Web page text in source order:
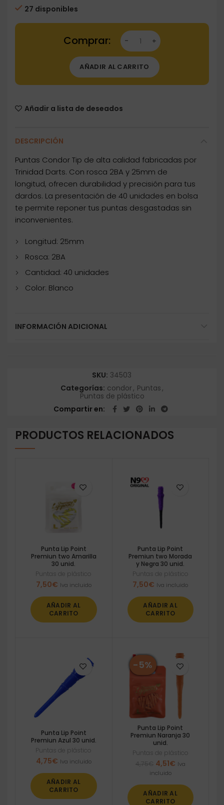
27 disponibles
Dartstore Puntas Condor Tip Blanca 2ba
AÑADIR AL CARRITO
Añadir a lista de deseados
DESCRIPCIÓN
Puntas Condor Tip de alta calidad fabricadas por
Trinidad Darts. Con rosca 2BA y 25mm de
longitud, ofrecen durabilidad y precisión para tus
dardos. La presentación de 40 unidades en bolsa
te permite reponer tus puntas desgastadas sin
inconvenientes.
Longitud: 25mm
Rosca: 2BA
Cantidad: 40 unidades
Color: Blanco
INFORMACIÓN ADICIONAL
SKU: 34503
Categorías: condor, Puntas,
Puntas de plástico
Compartir en
PRODUCTOS RELACIONADOS
Punta Lip Point
Premiun two Amarilla
30 unid.
Puntas de plástico
7,50€ Iva incluido
AÑADIR AL
CARRITO
Punta Lip Point
Premiun two Morada
y Negra 30 unid.
Puntas de plástico
7,50€ Iva incluido
AÑADIR AL
CARRITO
Punta Lip Point
Premiun Azul 30 unid.
Puntas de plástico
4,75€ Iva incluido
AÑADIR AL
CARRITO
-5%
Punta Lip Point
Premiun Naranja 30
unid.
Puntas de plástico
El
precio
era:
4,75€.
4,51€El
es:
4,51€.
Iva
incluido
AÑADIR AL
CARRITO